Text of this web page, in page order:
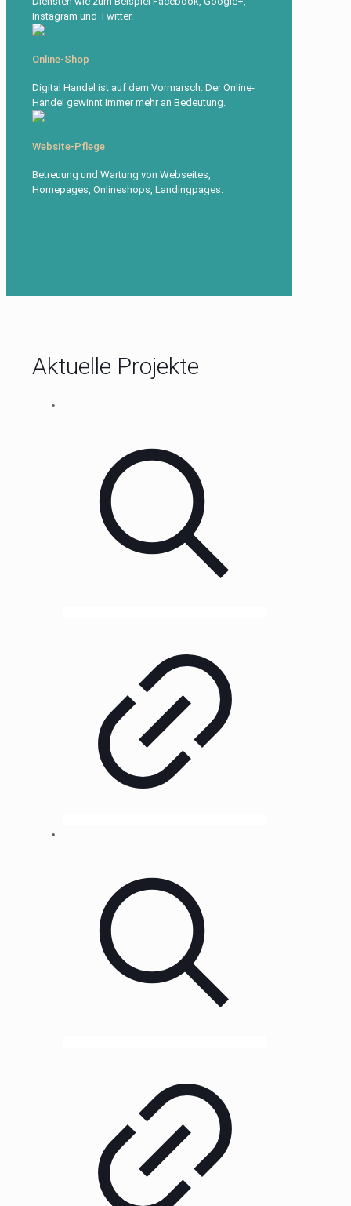
Instagram und Twitter.
Online-Shop
Digital Handel ist auf dem Vormarsch. Der Online-
Handel gewinnt immer mehr an Bedeutung.
Website-Pflege
Betreuung und Wartung von Webseites,
Homepages, Onlineshops, Landingpages.
Aktuelle Projekte